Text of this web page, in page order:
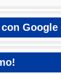
Google